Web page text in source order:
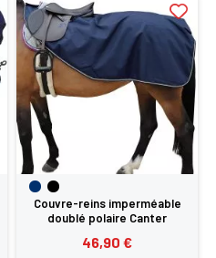
Couvre-reins imperméable
doublé polaire Canter
46,90 €